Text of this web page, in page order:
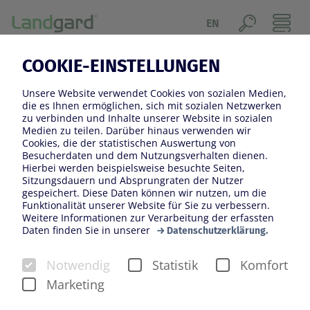
COOKIE-EINSTELLUNGEN
Unsere Website verwendet Cookies von sozialen Medien,
die es Ihnen ermöglichen, sich mit sozialen Netzwerken
zu verbinden und Inhalte unserer Website in sozialen
Medien zu teilen. Darüber hinaus verwenden wir
Cookies, die der statistischen Auswertung von
Besucherdaten und dem Nutzungsverhalten dienen.
Hierbei werden beispielsweise besuchte Seiten,
Sitzungsdauern und Absprungraten der Nutzer
gespeichert. Diese Daten können wir nutzen, um die
Funktionalität unserer Website für Sie zu verbessern.
Weitere Informationen zur Verarbeitung der erfassten
Daten finden Sie in unserer
Datenschutzerklärung.
Notwendig Statistik
Komfort
Marketing
EN
QUALITÄTSMANAGEMENT
Das Landgard-Qualitätsmanagement verfolgt einen
ganzheitlichen Ansatz und ist ein integraler Bestandteil
unserer Unternehmensphilosophie. Dabei steht die
Produktqualität ebenso im Vordergrund unserer
Arbeit wie die Standort- und Erzeugerzertifizierungen,
das Rückstandsmonitoring, die Rückverfolgbarkeit
unserer Produkte und nicht zuletzt auch die
Nachhaltigkeit unseres gesamten Wirkens. Die
qualitätsrelevanten Parameter ist dabei für uns eine
Selbstverständlichkeit. Die Waren- und